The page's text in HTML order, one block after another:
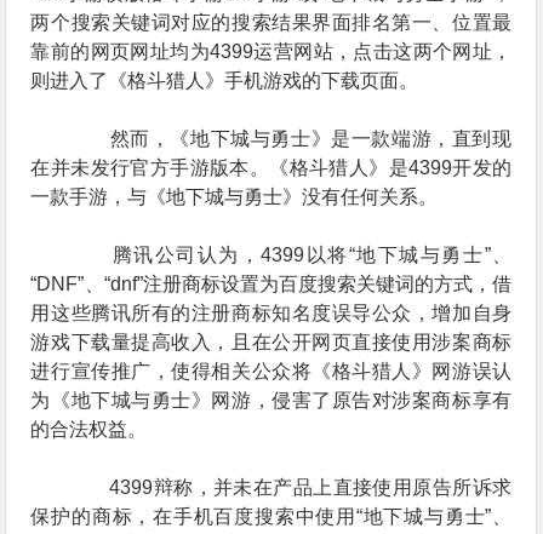
两个搜索关键词对应的搜索结果界面排名第一、位置最
靠前的网页网址均为4399运营网站，点击这两个网址，
则进入了《格斗猎人》手机游戏的下载页面。
然而，《地下城与勇士》是一款端游，直到现
在并未发行官方手游版本。《格斗猎人》是4399开发的
一款手游，与《地下城与勇士》没有任何关系。
腾讯公司认为，4399以将“地下城与勇士”、
“DNF”、“dnf”注册商标设置为百度搜索关键词的方式，借
用这些腾讯所有的注册商标知名度误导公众，增加自身
游戏下载量提高收入，且在公开网页直接使用涉案商标
进行宣传推广，使得相关公众将《格斗猎人》网游误认
为《地下城与勇士》网游，侵害了原告对涉案商标享有
的合法权益。
4399辩称，并未在产品上直接使用原告所诉求
保护的商标，在手机百度搜索中使用“地下城与勇士”、